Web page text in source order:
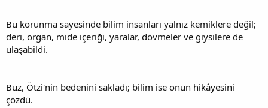
Bu korunma sayesinde bilim insanları yalnız kemiklere değil;
deri, organ, mide içeriği, yaralar, dövmeler ve giysilere de
ulaşabildi.
Buz, Ötzi'nin bedenini sakladı; bilim ise onun hikâyesini
çözdü.